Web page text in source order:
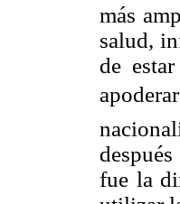
más
salud,
de
fue la